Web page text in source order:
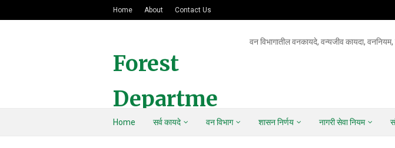
Home About Contact Us
Forest
Departme
nt Of
वन विभागातील वनकायदे, वन्यजीव कायदा,
Home सर्व कायदे वन विभाग शासन निर्णय नागरी सेवा नियम